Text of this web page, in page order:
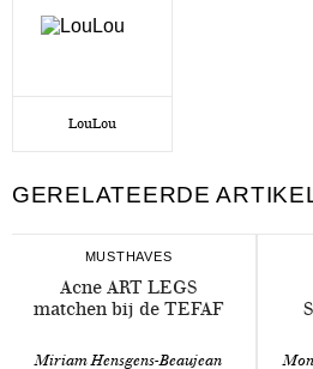
LouLou
GERELATEERDE
MUSTHAVES
Acne ART LEGS
matchen bij de TEFAF
Miriam Hensgens-Beaujean